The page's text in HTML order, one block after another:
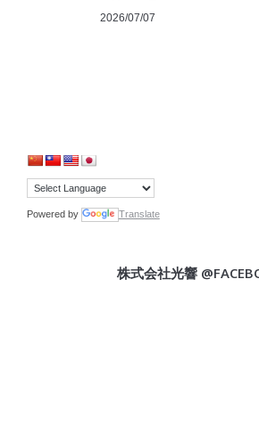
2026/07/07
Powered by Translate
株式会社光響